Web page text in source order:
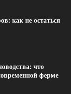
как не остаться
что
ферме